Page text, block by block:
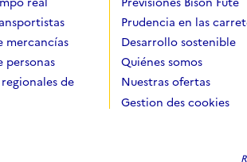
mercancías
personas
de
Prudencia en las
Desarrollo sostenible
Quiénes somos
Nuestras ofertas
Gestion des cookies